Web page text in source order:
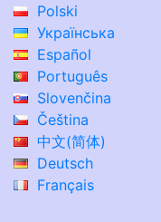
Polski
Українська
Español
Português
Slovenčina
Čeština
中文(简体)
Deutsch
Français